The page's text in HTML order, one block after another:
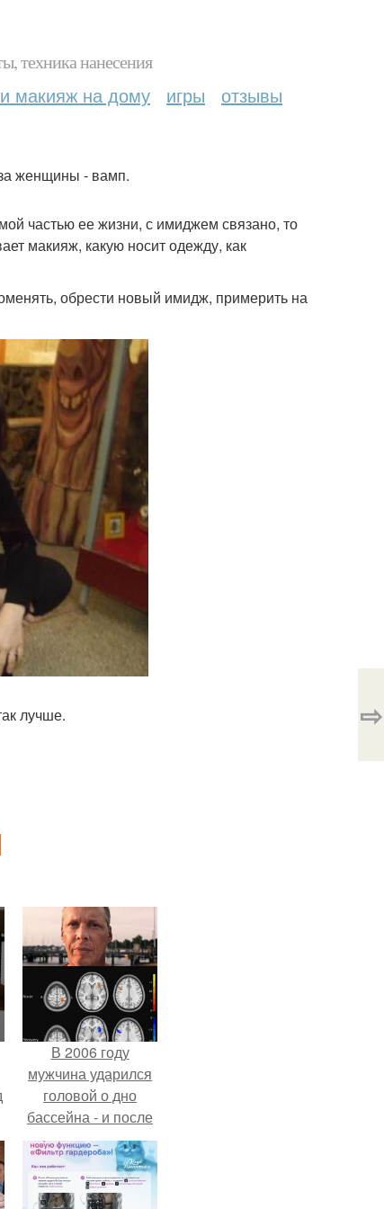
техника нанесения
макияж на дому игры отзывы
женщины - вамп.
частью ее жизни, с имиджем связано, то
макияж, какую носит одежду, как
обрести новый имидж, примерить на
лучше. ⇨
В 2006 году
мужчина ударился
головой о дно
бассейна - и после
этого его жизнь
изменилась самым
странным образом.